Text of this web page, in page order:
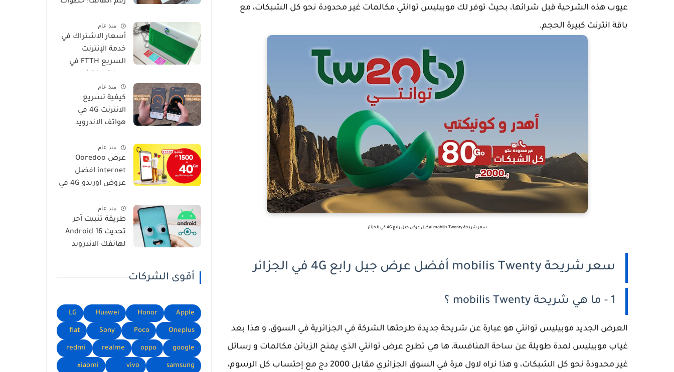
عيوب هذه الشرحية قبل شرائها، بحيث توفر لك موبيليس توانتي مكالمات غير محدودة نحو كل الشبكات، مع
باقة انترنت كبيرة الحجم.
سعر شريحة mobilis Twenty أفضل عرض جيل رابع 4G في الجزائر
سعر شريحة mobilis Twenty أفضل عرض جيل رابع 4G في الجزائر
1 - ما هي شريحة mobilis Twenty ؟
العرض الجديد موبيليس توانتي هو عبارة عن شريحة جديدة طرحتها الشركة في الجزائرية في السوق، و هذا بعد
غياب موبيليس لمدة طويلة عن ساحة المنافسة، ها هي تطرح عرض توانتي الذي يمنح الزبائن مكالمات و رسائل
غير محدودة نحو كل الشبكات، و هذا نراه لاول مرة في السوق الجزائري مقابل 2000 دج مع إحتساب كل الرسوم،
منذ عام
أسعار الاشتراك في
خدمة الإنترنت
السريع FTTH في
عروض IDOOM Fibre
منذ عام
كيفية تسريع
الانترنت 4G في
هواتف الاندرويد
اوريدومنذ عام
عرض Ooredoo
internet افضل
عروض اوريدو 4G في
منذ عام
طريقة تثبيت اَخر
تحديث Android 16
لهاتفك الاندرويد
أقوى الشركات
Apple
Honor
Huawei
LG
Oneplus
Poco
Sony
fiat
google
oppo
realme
redmi
samsung
vivo
xiaomi